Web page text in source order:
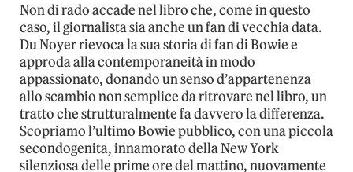
Non di rado accade nel libro che, come in questo
caso, il giornalista sia anche un fan di vecchia data.
Du Noyer rievoca la sua storia di fan di Bowie e
approda alla contemporaneità in modo
appassionato, donando un senso d’appartenenza
allo scambio non semplice da ritrovare nel libro, un
tratto che strutturalmente fa davvero la differenza.
Scopriamo l’ultimo Bowie pubblico, con una piccola
secondogenita, innamorato della New York
silenziosa delle prime ore del mattino, nuovamente